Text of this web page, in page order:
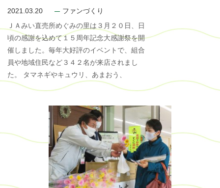
2021.03.20
ファンづくり
ＪＡみい直売所めぐみの里は３月２０日、日
頃の感謝を込めて１５周年記念大感謝祭を開
催しました。毎年大好評のイベントで、組合
員や地域住民など３４２名が来店されまし
た。 タマネギやキュウリ、あまおう、